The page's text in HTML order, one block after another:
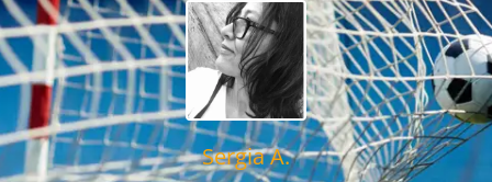
Sergia A.